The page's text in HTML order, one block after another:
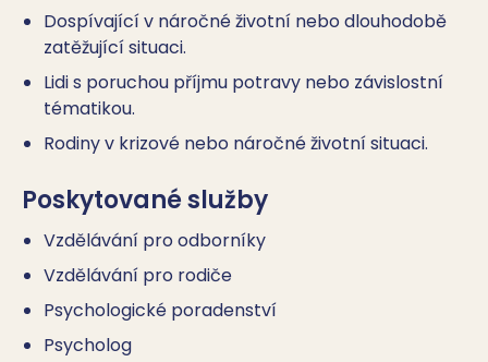
Dospívající v náročné životní nebo dlouhodobě
zatěžující situaci.
Lidi s poruchou příjmu potravy nebo závislostní
tématikou.
Rodiny v krizové nebo náročné životní situaci.
Poskytované služby
Vzdělávání pro odborníky
Vzdělávání pro rodiče
Psychologické poradenství
Psycholog